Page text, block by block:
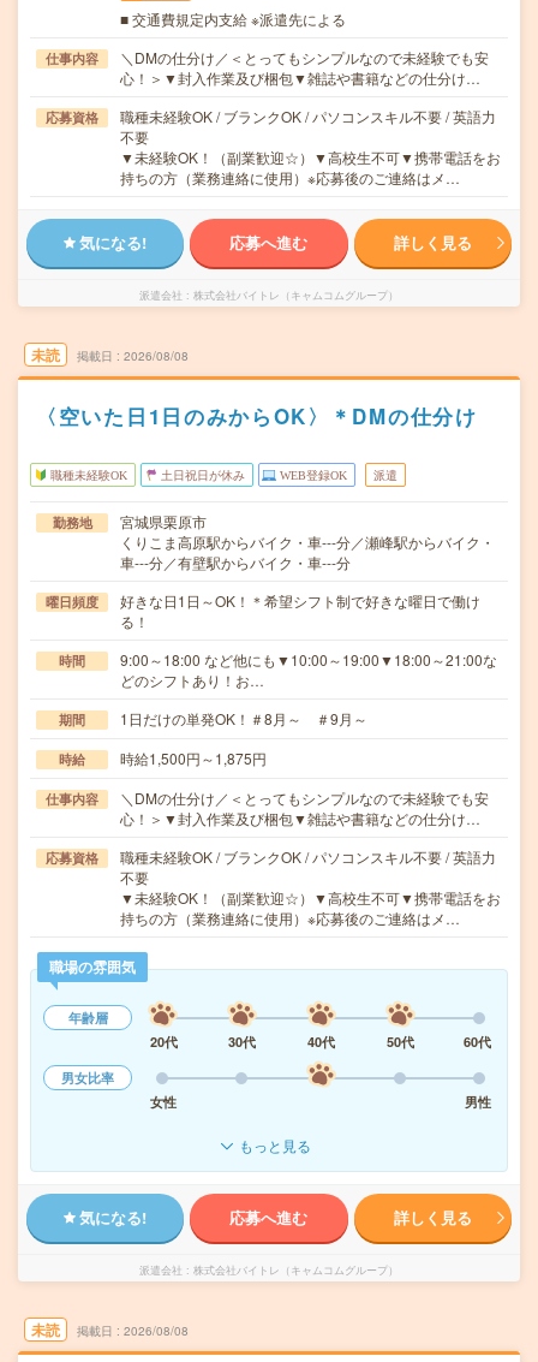
■ 交通費規定内支給 ※派遣先による
仕事内容
＼DMの仕分け／＜とってもシンプルなので未経験でも安
心！＞▼封入作業及び梱包▼雑誌や書籍などの仕分け…
応募資格
職種未経験OK / ブランクOK / パソコンスキル不要 / 英語力
不要
▼未経験OK！（副業歓迎☆）▼高校生不可▼携帯電話をお
持ちの方（業務連絡に使用）※応募後のご連絡はメ…
気になる! 応募へ進む 詳しく見る
派遣会社 株式会社バイトレ（キャムコムグループ）
未読 掲載日 2026/08/08
〈空いた日1日のみからOK〉＊DMの仕分け
職種未経験OK 土日祝日が休み WEB登録OK 派遣
勤務地
宮城県栗原市
くりこま高原駅からバイク・車---分／瀬峰駅からバイク・
車---分／有壁駅からバイク・車---分
曜日頻度
好きな日1日～OK！＊希望シフト制で好きな曜日で働け
る！
時間
9:00～18:00 など他にも▼10:00～19:00▼18:00～21:00な
どのシフトあり！お…
期間 1日だけの単発OK！＃8月～ ＃9月～
時給 時給1,500円～1,875円
仕事内容
＼DMの仕分け／＜とってもシンプルなので未経験でも安
心！＞▼封入作業及び梱包▼雑誌や書籍などの仕分け…
応募資格
職種未経験OK / ブランクOK / パソコンスキル不要 / 英語力
不要
▼未経験OK！（副業歓迎☆）▼高校生不可▼携帯電話をお
持ちの方（業務連絡に使用）※応募後のご連絡はメ…
職場の雰囲気
年齢層
20代
30代 40代 50代
60代
男女比率
女性
男性
もっと見る
気になる! 応募へ進む 詳しく見る
派遣会社 株式会社バイトレ（キャムコムグループ）
未読 掲載日 2026/08/08